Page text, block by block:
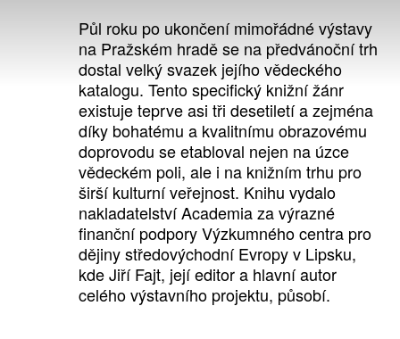
Půl roku po ukončení mimořádné výstavy
na Pražském hradě se na předvánoční trh
dostal velký svazek jejího vědeckého
katalogu. Tento specifický knižní žánr
existuje teprve asi tři desetiletí a zejména
díky bohatému a kvalitnímu obrazovému
doprovodu se etabloval nejen na úzce
vědeckém poli, ale i na knižním trhu pro
širší kulturní veřejnost. Knihu vydalo
nakladatelství Academia za výrazné
finanční podpory Výzkumného centra pro
dějiny středovýchodní Evropy v Lipsku,
kde Jiří Fajt, její editor a hlavní autor
celého výstavního projektu, působí.